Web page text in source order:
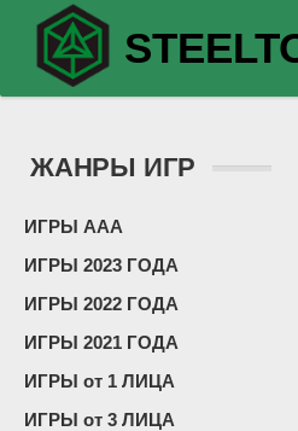
ЖАНРЫ ИГР
ИГРЫ ААА
ИГРЫ 2023 ГОДА
ИГРЫ 2022 ГОДА
ИГРЫ 2021 ГОДА
ИГРЫ от 1 ЛИЦА
ИГРЫ от 3 ЛИЦА